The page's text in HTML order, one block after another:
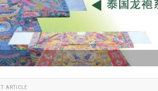
ARTICLE